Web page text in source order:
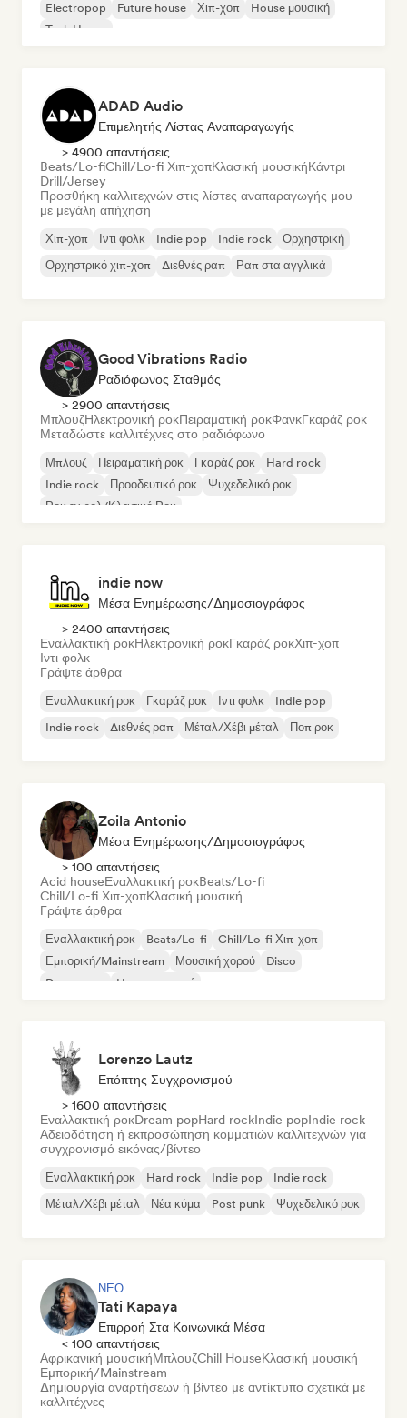
Electropop
Future house Χιπ-χοπ
House μουσική
Tech House
ADAD Audio
Επιμελητής Λίστας Αναπαραγωγής
> 4900 απαντήσεις
Beats/Lo-fiChill/Lo-fi Χιπ-χοπΚλασική μουσικήΚάντρι
Drill/Jersey
Προσθήκη καλλιτεχνών στις λίστες αναπαραγωγής μου
με μεγάλη απήχηση
Χιπ-χοπ Ιντι φολκ Indie pop Indie rock
Ορχηστρική
Ορχηστρικό χιπ-χοπ
Διεθνές ραπ Ραπ στα αγγλικά
Good Vibrations Radio
Ραδιόφωνος Σταθμός
> 2900 απαντήσεις
ΜπλουζΗλεκτρονική ροκΠειραματική ροκΦανκΓκαράζ ροκ
Μεταδώστε καλλιτέχνες στο ραδιόφωνο
Μπλουζ Πειραματική ροκ Γκαράζ ροκ
Hard rock
Indie rock
Προοδευτικό ροκ
Ψυχεδελικό ροκ
Ροκ εν ρολ/Κλασικό Ροκ
indie now
Μέσα Ενημέρωσης/Δημοσιογράφος
> 2400 απαντήσεις
Εναλλακτική ροκΗλεκτρονική ροκΓκαράζ ροκΧιπ-χοπ
Ιντι φολκ
Γράψτε άρθρα
Εναλλακτική ροκ Γκαράζ ροκ Ιντι φολκ
Indie pop
Indie rock
Διεθνές ραπ Μέταλ/Χέβι μέταλ Ποπ ροκ
Zoila Antonio
Μέσα Ενημέρωσης/Δημοσιογράφος
> 100 απαντήσεις
Acid houseΕναλλακτική ροκBeats/Lo-fi
Chill/Lo-fi Χιπ-χοπΚλασική μουσική
Γράψτε άρθρα
Εναλλακτική ροκ Beats/Lo-fi
Chill/Lo-fi Χιπ-χοπ
Εμπορική/Mainstream
Μουσική χορού
Disco
Dream pop
House μουσική
Lorenzo Lautz
Επόπτης Συγχρονισμού
> 1600 απαντήσεις
Εναλλακτική ροκDream popHard rockIndie popIndie rock
Αδειοδότηση ή εκπροσώπηση κομματιών καλλιτεχνών για
συγχρονισμό εικόνας/βίντεο
Εναλλακτική ροκ Hard rock Indie pop
Indie rock
Μέταλ/Χέβι μέταλ
Νέα κύμα Post punk Ψυχεδελικό ροκ
ΝΈΟ
Tati Kapaya
Επιρροή Στα Κοινωνικά Μέσα
< 100 απαντήσεις
Αφρικανική μουσικήΜπλουζChill HouseΚλασική μουσική
Εμπορική/Mainstream
Δημιουργία αναρτήσεων ή βίντεο με αντίκτυπο σχετικά με
καλλιτέχνες